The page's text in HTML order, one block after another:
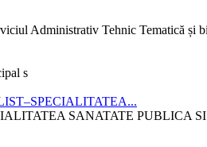
Administrativ Tehnic Tematică și
s
SANATATE PUBLICA